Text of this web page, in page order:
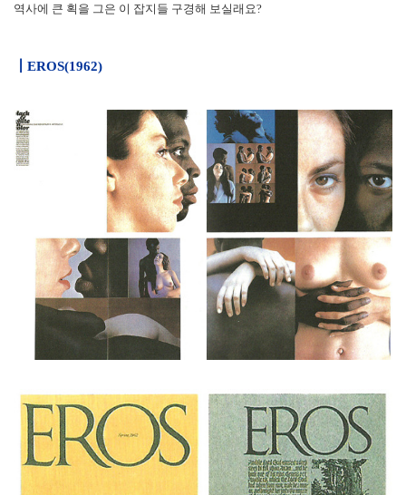
역사에 큰 획을 그은 이 잡지들 구경해 보실래요?
EROS(1962)